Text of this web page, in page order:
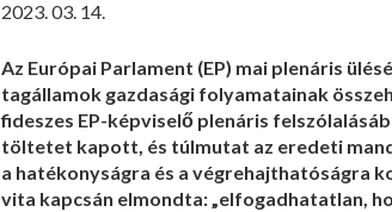
2023. 03. 14.
Az Európai Parlament (EP) mai plenáris
tagállamok gazdasági folyamatainak
fideszes EP-képviselő plenáris
töltetet kapott, és túlmutat az eredeti
a hatékonyságra és a végrehajthatóságra
vita kapcsán elmondta: „elfogadhatatlan,